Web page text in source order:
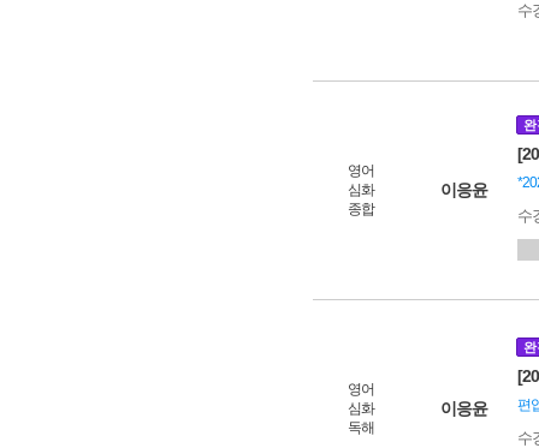
수
영어
심화
종합
이응윤
완
수
영어
심화
독해
이응윤
완
편
수